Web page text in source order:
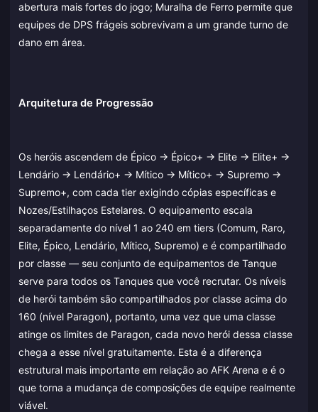
abertura mais fortes do jogo; Muralha de Ferro permite que
equipes de DPS frágeis sobrevivam a um grande turno de
dano em área.
Arquitetura de Progressão
Os heróis ascendem de Épico → Épico+ → Elite → Elite+ →
Lendário → Lendário+ → Mítico → Mítico+ → Supremo →
Supremo+, com cada tier exigindo cópias específicas e
Nozes/Estilhaços Estelares. O equipamento escala
separadamente do nível 1 ao 240 em tiers (Comum, Raro,
Elite, Épico, Lendário, Mítico, Supremo) e é compartilhado
por classe — seu conjunto de equipamentos de Tanque
serve para todos os Tanques que você recrutar. Os níveis
de herói também são compartilhados por classe acima do
160 (nível Paragon), portanto, uma vez que uma classe
atinge os limites de Paragon, cada novo herói dessa classe
chega a esse nível gratuitamente. Esta é a diferença
estrutural mais importante em relação ao AFK Arena e é o
que torna a mudança de composições de equipe realmente
viável.